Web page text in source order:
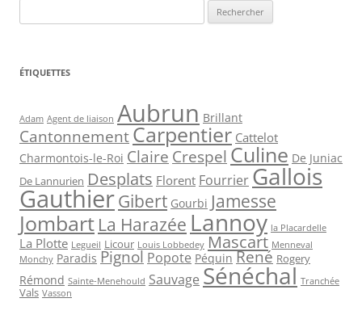
ÉTIQUETTES
Adam Agent de liaison Aubrun Brillant
Cantonnement Carpentier Cattelot
Charmontois-le-Roi Claire Crespel Culine De Juniac
De Lannurien Desplats Florent Fourrier Gallois
GauthierGibert Gourbi Jamesse
Jombart La Harazée Lannoy la Placardelle
La Plotte Legueil Licour Louis Lobbedey Mascart Menneval
Monchy Paradis Pignol Popote Péquin René Rogery
Rémond Sainte-Menehould Sauvage Sénéchal Tranchée
Vals Vasson